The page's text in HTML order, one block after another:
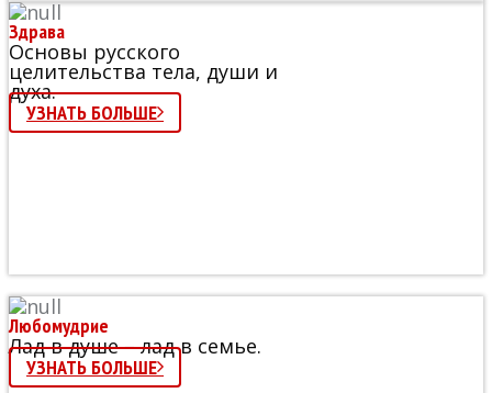
Здрава
Основы русского
целительства тела, души и
духа.
УЗНАТЬ БОЛЬШЕ
Любомудрие
Лад в душе – лад в семье.
УЗНАТЬ БОЛЬШЕ